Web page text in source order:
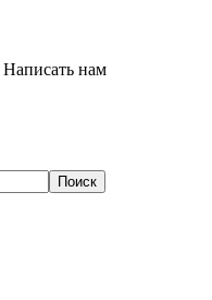
Написать нам